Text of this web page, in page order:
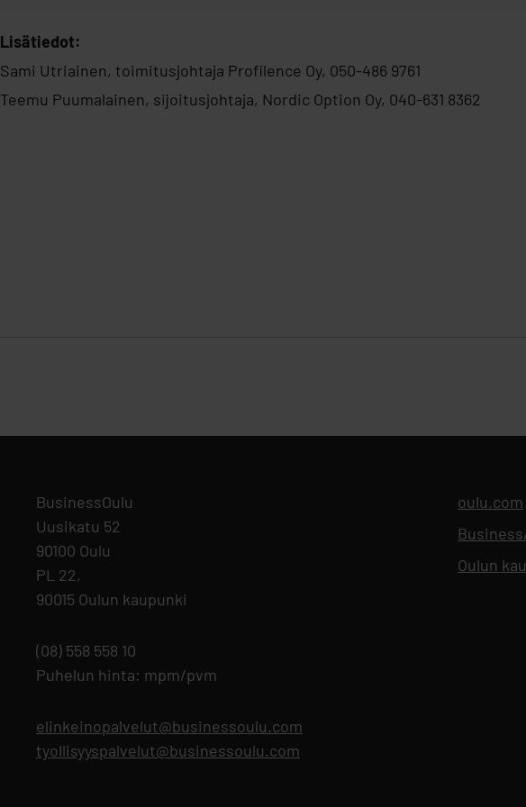
Lisätiedot:
Sami Utriainen, toimitusjohtaja Profilence Oy, 050-486 9761
Teemu Puumalainen, sijoitusjohtaja, Nordic Option Oy, 040-631 8362
BusinessOulu
Uusikatu 52
90100 Oulu
PL 22,
90015 Oulun kaupunki
(08) 558 558 10
Puhelun hinta: mpm/pvm
elinkeinopalvelut@businessoulu.com
tyollisyyspalvelut@businessoulu.com
oulu.com
Oulun